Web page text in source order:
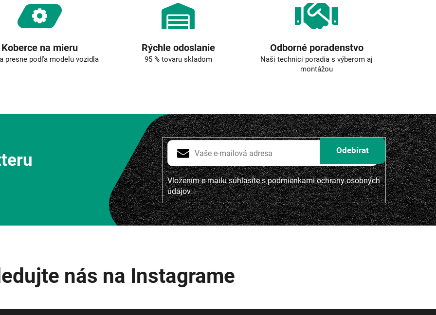
Koberce na mieru
presne podľa modelu vozidla
Rýchle odoslanie
95 % tovaru skladom
Odborné poradenstvo
Naši technici poradia s výberom aj
montážou
Vložením e-mailu súhlasíte spodmienkami ochrany osobných
údajov
nás na Instagrame